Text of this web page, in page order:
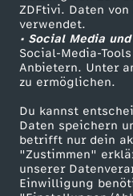
ZDFtivi. Daten
verwendet.
• Social Media
Social-Media-
Anbietern. Unter
zu ermöglichen.
Du kannst
Daten speichern
betrifft nur dein
"Zustimmen"
unserer
Einwilligung
e
s
e
n
ü
ZDF Unternehmen
Karriere
ZDF goes Schule
Werbefernsehen
Mainzelmännchen